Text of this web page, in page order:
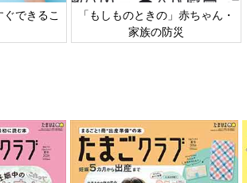
「もしものときの」赤ちゃん・
日本外来小